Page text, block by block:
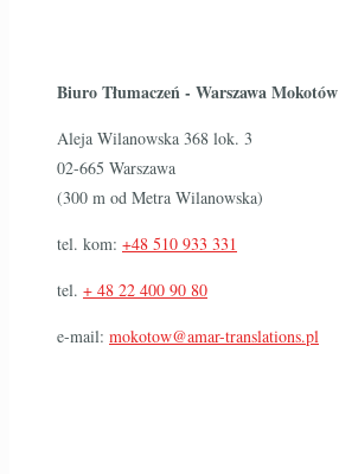
Biuro Tłumaczeń - Warszawa Mokotów
Aleja Wilanowska 368 lok. 3
02-665 Warszawa
(300 m od Metra Wilanowska)
tel. kom: +48 510 933 331
tel. + 48 22 400 90 80
e-mail: mokotow@amar-translations.pl